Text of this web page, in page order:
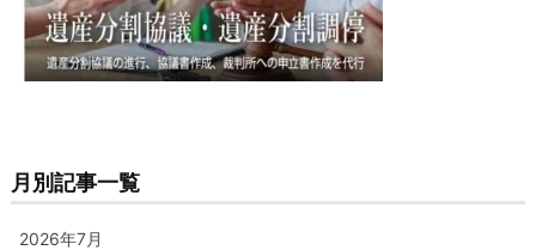
月別記事一覧
2026年7月